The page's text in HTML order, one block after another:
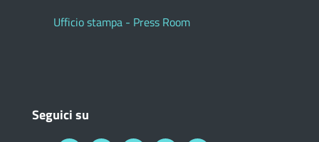
Ufficio stampa - Press Room
Seguici su